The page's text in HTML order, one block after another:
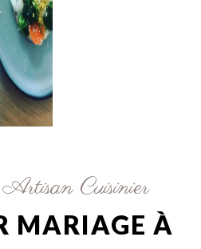
Cuisinier
MARIAGE À